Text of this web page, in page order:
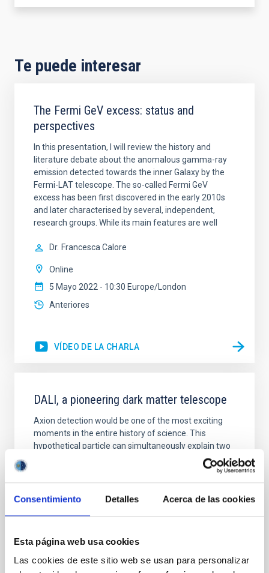
Consentimiento Detalles Acerca de las cookies
Esta página web usa cookies
Las cookies de este sitio web se usan para personalizar
Te puede interesar
The Fermi GeV excess: status and
perspectives
In this presentation, I will review the history and
literature debate about the anomalous gamma-ray
emission detected towards the inner Galaxy by the
Fermi-LAT telescope. The so-called Fermi GeV
excess has been first discovered in the early 2010s
and later characterised by several, independent,
research groups. While its main features are well
Dr. Francesca Calore
Online
5 Mayo 2022 - 10:30 Europe/London
Anteriores
VÍDEO DE LA CHARLA
DALI, a pioneering dark matter telescope
Axion detection would be one of the most exciting
moments in the entire history of science. This
hypothetical particle can simultaneously explain two
fundamental problems in Modern Physics: the
mystery of dark matter and the CP problem of the
strong interaction. In this talk, I will provide an
overview of the status for the search for axions and I
INSTITUTO DE ASTROFÍSICA DE CANARIAS
Online